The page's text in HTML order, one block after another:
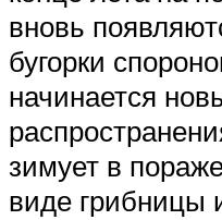
вновь
бугорки
начинается
зимует в
виде грибницы